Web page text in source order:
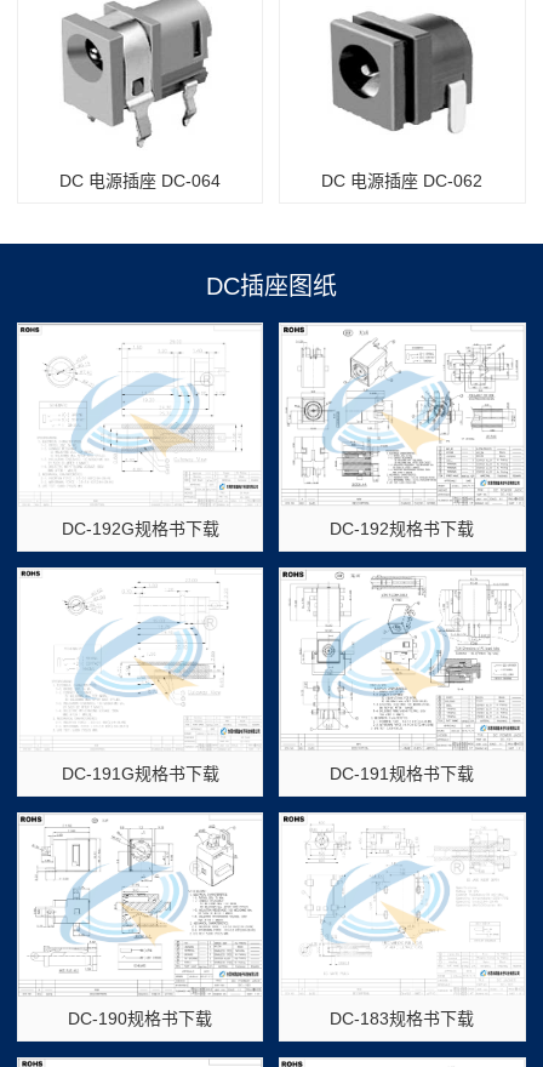
DC 电源插座 DC-064 DC 电源插座 DC-062
DC插座图纸
DC-192G规格书下载 DC-192规格书下载
DC-191G规格书下载 DC-191规格书下载
DC-190规格书下载 DC-183规格书下载